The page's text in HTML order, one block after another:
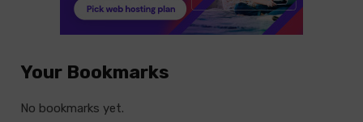
Your Bookmarks
No bookmarks yet.